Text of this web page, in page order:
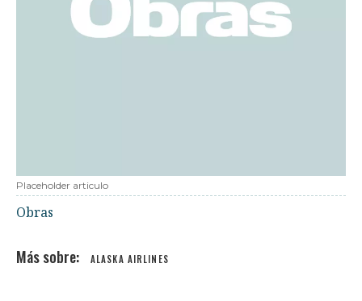
Placeholder articulo
Obras
ALASKA AIRLINES